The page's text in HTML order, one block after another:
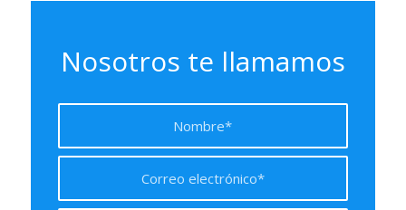
Nosotros te llamamos